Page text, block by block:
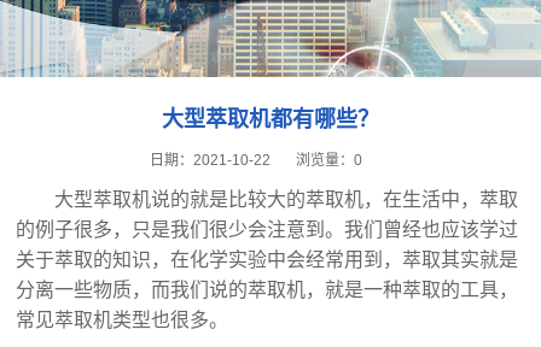
大型萃取机都有哪些？
2021-10-22
日期： 浏览量：0
大型萃取机说的就是比较大的萃取机，在生活中，萃取
的例子很多，只是我们很少会注意到。我们曾经也应该学过
关于萃取的知识，在化学实验中会经常用到，萃取其实就是
分离一些物质，而我们说的萃取机，就是一种萃取的工具，
常见萃取机类型也很多。